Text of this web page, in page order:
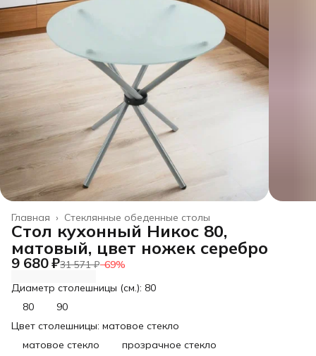
Стеклянные обеденные столы
Главная ›
Стол кухонный Никос 80,
матовый, цвет ножек серебро
9 680 ₽31 571 ₽−69%
Диаметр столешницы (см.): 80
80
90
Цвет столешницы: матовое стекло
матовое стекло
прозрачное стекло